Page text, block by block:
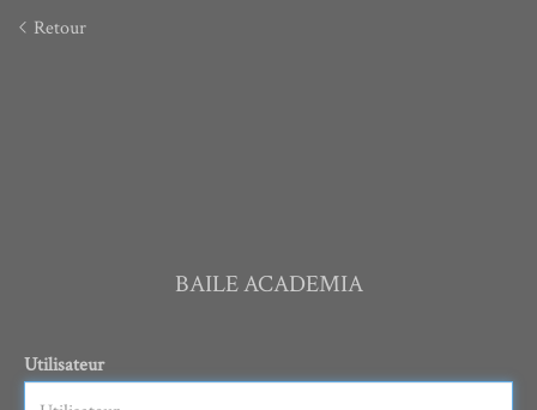
Retour
BAILE ACADEMIA
Utilisateur